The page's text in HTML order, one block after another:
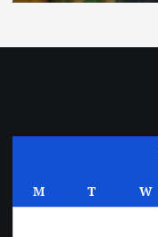
M T W